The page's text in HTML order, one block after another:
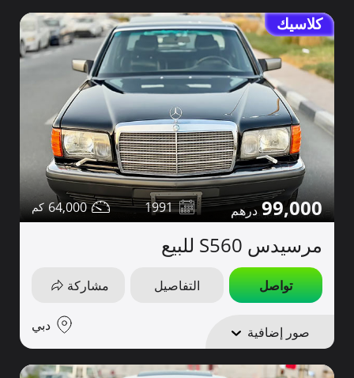
كلاسيك
99,000
1991
64,000
مرسيدس S560 للبيع
تواصل التفاصيل مشاركة
صور إضافية دبي